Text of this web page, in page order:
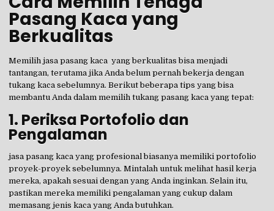
Pasang Kaca yang
Berkualitas
Memilih jasa pasang kaca yang berkualitas bisa menjadi
tantangan, terutama jika Anda belum pernah bekerja dengan
tukang kaca sebelumnya. Berikut beberapa tips yang bisa
membantu Anda dalam memilih tukang pasang kaca yang tepat:
1. Periksa Portofolio dan
Pengalaman
jasa pasang kaca yang profesional biasanya memiliki portofolio
proyek-proyek sebelumnya. Mintalah untuk melihat hasil kerja
mereka, apakah sesuai dengan yang Anda inginkan. Selain itu,
pastikan mereka memiliki pengalaman yang cukup dalam
memasang jenis kaca yang Anda butuhkan.